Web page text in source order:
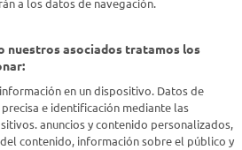
a los datos de navegación.
nuestros asociados tratamos los
en un dispositivo. Datos de
e identificación mediante las
anuncios y contenido personalizados,
contenido, información sobre el público y